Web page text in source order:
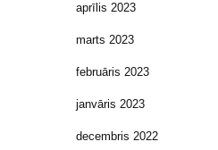
aprīlis 2023
marts 2023
februāris 2023
janvāris 2023
decembris 2022